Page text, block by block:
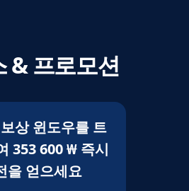
& 프로모션
상 윈도우를 트
353 600 ₩ 즉시
을 얻으세요